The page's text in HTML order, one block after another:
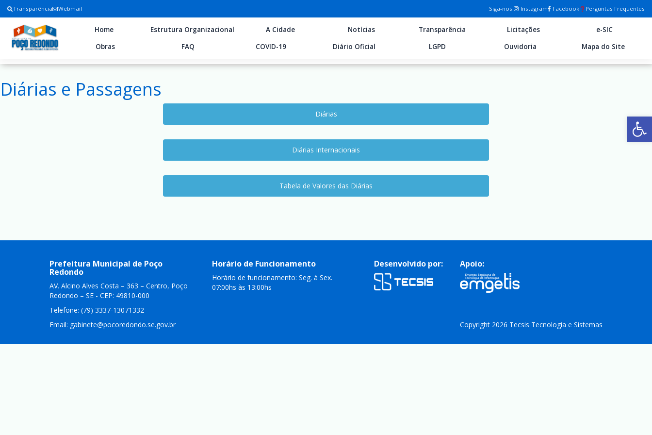
Transparência Webmail Siga-nos: Instagram Facebook Perguntas Frequentes
Home Estrutura Organizacional A Cidade Notícias Transparência Licitações
e-SIC
Obras
FAQ COVID-19 Diário Oficial LGPD Ouvidoria Mapa do Site
Diárias e Passagens
Diárias
Diárias Internacionais
Tabela de Valores das Diárias
Prefeitura Municipal de Poço
Redondo
AV. Alcino Alves Costa – 363 – Centro, Poço
Redondo – SE - CEP: 49810-000
Telefone: (79) 3337-13071332
Email: gabinete@pocoredondo.se.gov.br
Horário de Funcionamento
Horário de funcionamento: Seg. à Sex.
07:00hs às 13:00hs
Desenvolvido por: Apoio:
Copyright 2026 Tecsis Tecnologia e Sistemas